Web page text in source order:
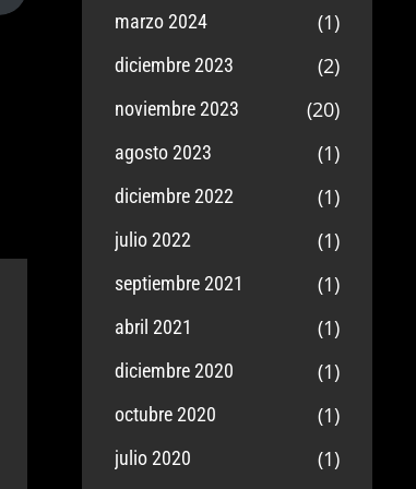
marzo 2024 (1)
diciembre 2023 (2)
noviembre 2023 (20)
agosto 2023 (1)
diciembre 2022 (1)
julio 2022 (1)
septiembre 2021 (1)
abril 2021 (1)
diciembre 2020 (1)
octubre 2020 (1)
julio 2020 (1)